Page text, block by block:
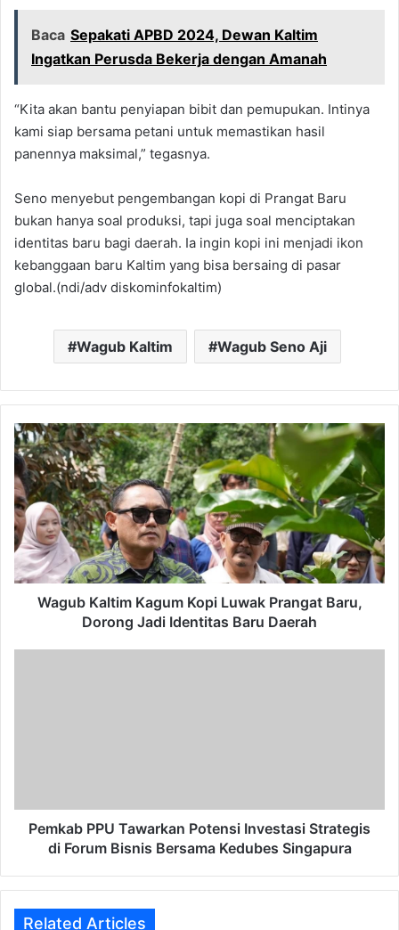
Baca Sepakati APBD 2024, Dewan Kaltim
Ingatkan Perusda Bekerja dengan Amanah
“Kita akan bantu penyiapan bibit dan pemupukan. Intinya
kami siap bersama petani untuk memastikan hasil
panennya maksimal,” tegasnya.
Seno menyebut pengembangan kopi di Prangat Baru
bukan hanya soal produksi, tapi juga soal menciptakan
identitas baru bagi daerah. Ia ingin kopi ini menjadi ikon
kebanggaan baru Kaltim yang bisa bersaing di pasar
global.(ndi/adv diskominfokaltim)
Wagub Kaltim Wagub Seno Aji
Wagub
Kaltim
Kagum
Kopi
Luwak
Prangat
Baru,
Dorong
Jadi
Identitas
Wagub Kaltim Kagum Kopi Luwak Prangat Baru,
Dorong Jadi Identitas Baru Daerah
Bisnis
Bersama
Kedubes
Pemkab PPU Tawarkan Potensi Investasi Strategis
di Forum Bisnis Bersama Kedubes Singapura
Related Articles